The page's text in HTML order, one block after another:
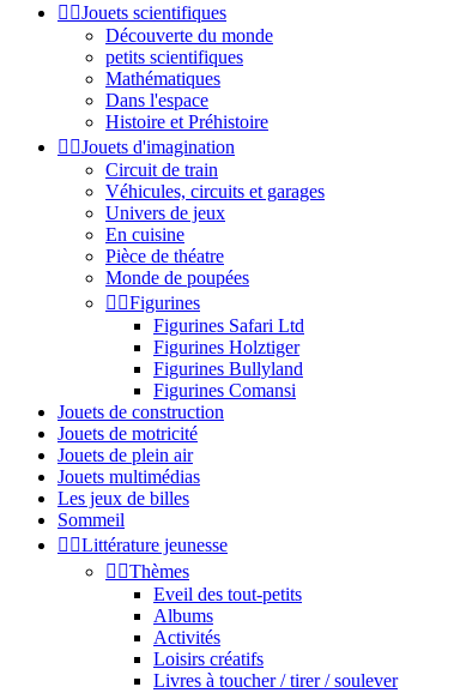
 Jouets scientifiques
Découverte du monde
petits scientifiques
Mathématiques
Dans l'espace
Histoire et Préhistoire
 Jouets d'imagination
Circuit de train
Véhicules, circuits et garages
Univers de jeux
En cuisine
Pièce de théatre
Monde de poupées
 Figurines
Figurines Safari Ltd
Figurines Holztiger
Figurines Bullyland
Figurines Comansi
Jouets de construction
Jouets de motricité
Jouets de plein air
Jouets multimédias
Les jeux de billes
Sommeil
 Littérature jeunesse
 Thèmes
Eveil des tout-petits
Albums
Activités
Loisirs créatifs
Livres à toucher / tirer / soulever